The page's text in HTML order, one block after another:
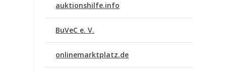
auktionshilfe.info
BuVeC e. V.
onlinemarktplatz.de